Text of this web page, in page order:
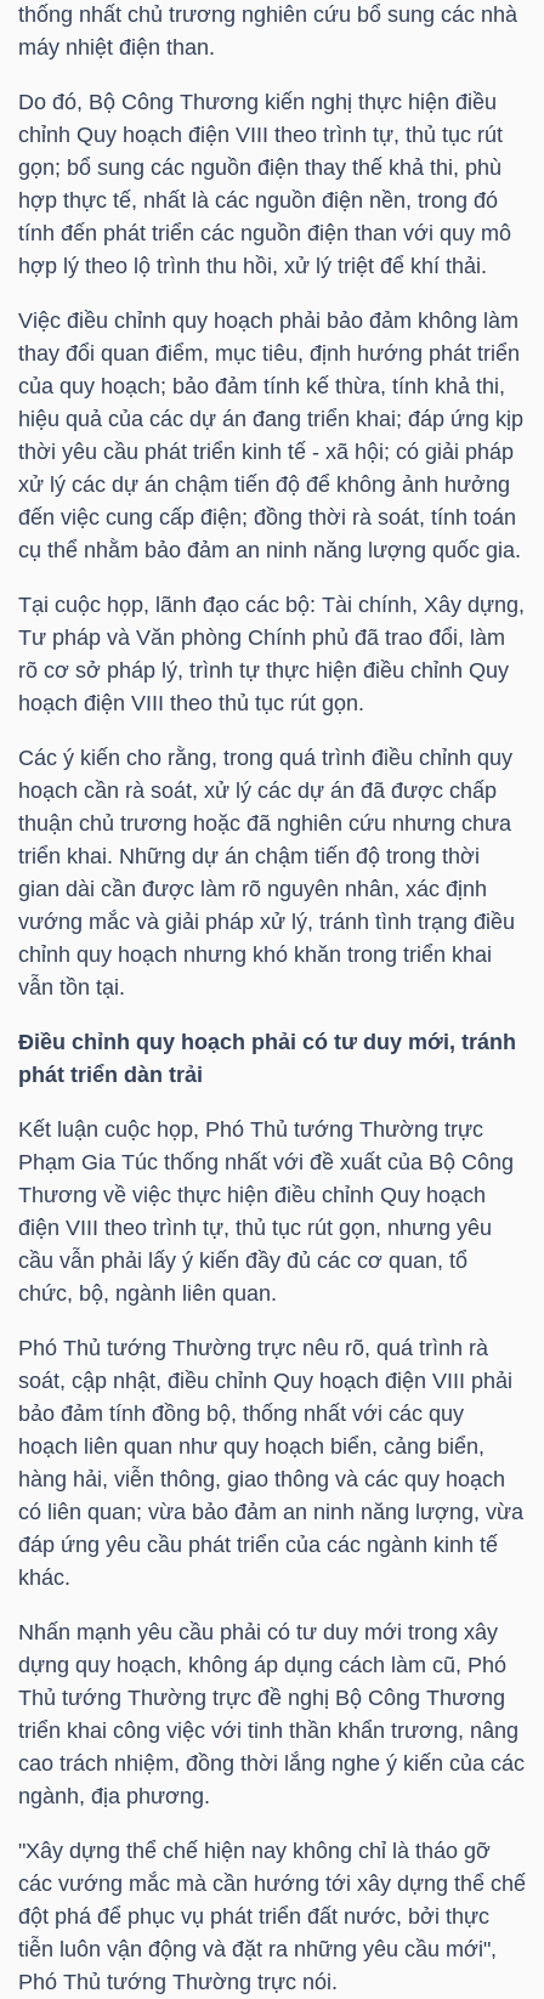
thống nhất chủ trương nghiên cứu bổ sung các nhà
máy nhiệt điện than.
Do đó, Bộ Công Thương kiến nghị thực hiện điều
chỉnh Quy hoạch điện VIII theo trình tự, thủ tục rút
gọn; bổ sung các nguồn điện thay thế khả thi, phù
hợp thực tế, nhất là các nguồn điện nền, trong đó
tính đến phát triển các nguồn điện than với quy mô
hợp lý theo lộ trình thu hồi, xử lý triệt để khí thải.
Việc điều chỉnh quy hoạch phải bảo đảm không làm
thay đổi quan điểm, mục tiêu, định hướng phát triển
của quy hoạch; bảo đảm tính kế thừa, tính khả thi,
hiệu quả của các dự án đang triển khai; đáp ứng kịp
thời yêu cầu phát triển kinh tế - xã hội; có giải pháp
xử lý các dự án chậm tiến độ để không ảnh hưởng
đến việc cung cấp điện; đồng thời rà soát, tính toán
cụ thể nhằm bảo đảm an ninh năng lượng quốc gia.
Tại cuộc họp, lãnh đạo các bộ: Tài chính, Xây dựng,
Tư pháp và Văn phòng Chính phủ đã trao đổi, làm
rõ cơ sở pháp lý, trình tự thực hiện điều chỉnh Quy
hoạch điện VIII theo thủ tục rút gọn.
Các ý kiến cho rằng, trong quá trình điều chỉnh quy
hoạch cần rà soát, xử lý các dự án đã được chấp
thuận chủ trương hoặc đã nghiên cứu nhưng chưa
triển khai. Những dự án chậm tiến độ trong thời
gian dài cần được làm rõ nguyên nhân, xác định
vướng mắc và giải pháp xử lý, tránh tình trạng điều
chỉnh quy hoạch nhưng khó khăn trong triển khai
vẫn tồn tại.
Điều chỉnh quy hoạch phải có tư duy mới, tránh
phát triển dàn trải
Kết luận cuộc họp, Phó Thủ tướng Thường trực
Phạm Gia Túc thống nhất với đề xuất của Bộ Công
Thương về việc thực hiện điều chỉnh Quy hoạch
điện VIII theo trình tự, thủ tục rút gọn, nhưng yêu
cầu vẫn phải lấy ý kiến đầy đủ các cơ quan, tổ
chức, bộ, ngành liên quan.
Phó Thủ tướng Thường trực nêu rõ, quá trình rà
soát, cập nhật, điều chỉnh Quy hoạch điện VIII phải
bảo đảm tính đồng bộ, thống nhất với các quy
hoạch liên quan như quy hoạch biển, cảng biển,
hàng hải, viễn thông, giao thông và các quy hoạch
có liên quan; vừa bảo đảm an ninh năng lượng, vừa
đáp ứng yêu cầu phát triển của các ngành kinh tế
khác.
Nhấn mạnh yêu cầu phải có tư duy mới trong xây
dựng quy hoạch, không áp dụng cách làm cũ, Phó
Thủ tướng Thường trực đề nghị Bộ Công Thương
triển khai công việc với tinh thần khẩn trương, nâng
cao trách nhiệm, đồng thời lắng nghe ý kiến của các
ngành, địa phương.
"Xây dựng thể chế hiện nay không chỉ là tháo gỡ
các vướng mắc mà cần hướng tới xây dựng thể chế
đột phá để phục vụ phát triển đất nước, bởi thực
tiễn luôn vận động và đặt ra những yêu cầu mới",
Phó Thủ tướng Thường trực nói.
DOANH
NGHIỆP
CỔ
PHIẾU
PHÁI
SINH
TRÁI
PHIẾU
CÔNG
CỤ
ĐẦU
TƯ
TRUY
XUẤT
DỮ
LIỆU
Ngành
(-)
VS-
SECTOR
NĂNG
NGUYÊN
VẬT
LIỆU
CÔNG
NGHIỆP
DÙNG
KHÔNG
THIẾT